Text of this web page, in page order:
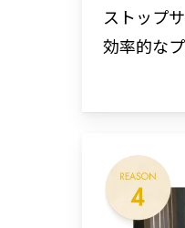
ストップ
効率的な